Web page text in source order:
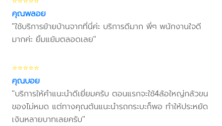
คุณพลอย
"ใช้บริการย้ายบ้านจากที่นี่ค่ะ บริการดีมาก พี่ๆ พนักงานใจดี
มากค่ะ ยิ้มแย้มตลอดเลย"
⭐⭐⭐⭐⭐
คุณบอย
"บริการให้คำแนะนำดีเยี่ยมครับ ตอนแรกจะใช้4ล้อใหญ่กลัวขน
ของไม่หมด แต่ทางคุณต้นแนะนำรถกระบะก็พอ ทำให้ประหยัด
เงินหลายบาทเลยครับ"